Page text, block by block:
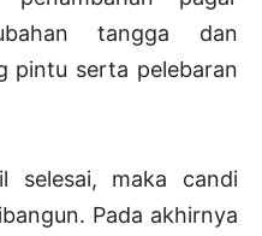
tangga dan
pintu serta pelebaran
selesai, maka candi
Pada akhirnya